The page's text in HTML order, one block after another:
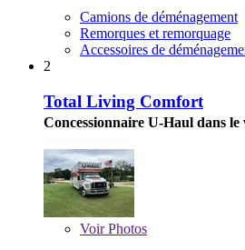
Camions de déménagement
Remorques et remorquage
Accessoires de
2
Total Living Comfort
Concessionnaire U-Haul dans le
VoirPhotos